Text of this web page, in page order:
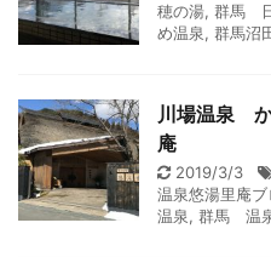
穂の湯, 群馬
め温泉, 群馬沼
川場温泉
庵
2019/3/3
温泉悠湯里庵ブ
温泉, 群馬 温